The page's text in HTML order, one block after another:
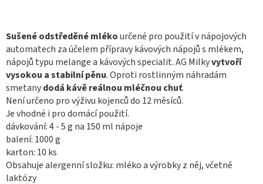
Sušené odstředěné mlékourčené pro použití v nápojových
automatech za účelem přípravy kávových nápojů s mlékem,
nápojů typu melange a kávových specialit. AG Milkyvytvoří
vysokou a stabilní pěnu. Oproti rostlinným náhradám
smetanydodá kávě reálnou mléčnou chuť.
Není určeno pro výživu kojenců do 12 měsíců.
Je vhodné i pro domácí použití.
dávkování: 4 - 5 g na 150 ml nápoje
balení: 1000 g
karton: 10 ks
Obsahuje alergenní složku: mléko a výrobky z něj, včetně
laktózy